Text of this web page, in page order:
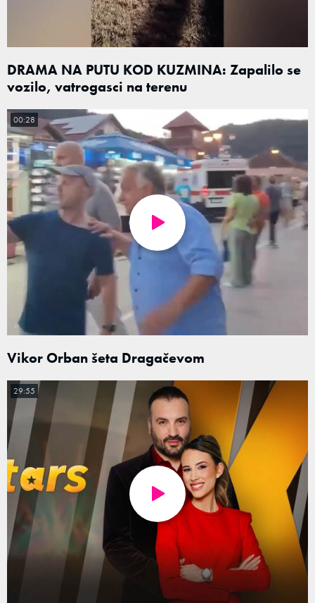
DRAMA NA PUTU KOD KUZMINA: Zapalilo se
vozilo, vatrogasci na terenu
Vikor Orban šeta Dragačevom
00:28
29:55